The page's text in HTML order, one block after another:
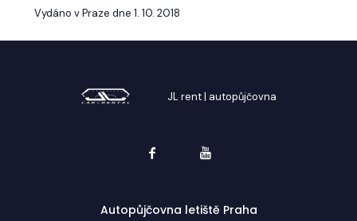
Vydáno v Praze dne 1. 10. 2018
JL rent | autopůjčovna
Autopůjčovna letiště Praha